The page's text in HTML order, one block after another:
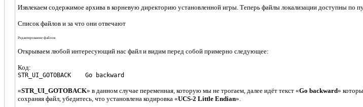
Извлекаем содержимое архива в корневую директорию установленной игры. Теперь файлы локализации доступны по
Список файлов и за что они отвечают
Редактирование файлов
Открываем любой интересующий нас файл и видим перед собой примерно следующее:
Код:
STR_UI_GOTOBACK Go backward
«STR_UI_GOTOBACK» в данном случае переменная, которую мы не трогаем, далее идёт текст «Go backward»
сохраняя файл, убедитесь, что установлена кодировка «UCS-2 Little Endian».